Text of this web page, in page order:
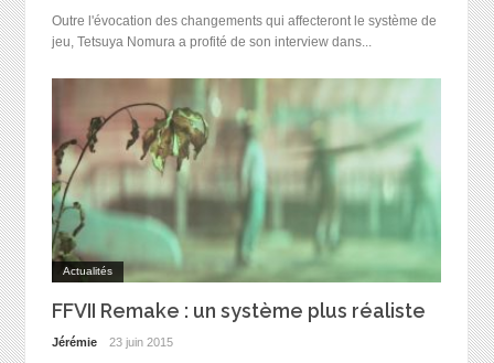
Outre l'évocation des changements qui affecteront le système de
jeu, Tetsuya Nomura a profité de son interview dans...
Actualités
FFVII Remake : un système plus réaliste
Jérémie 23 juin 2015